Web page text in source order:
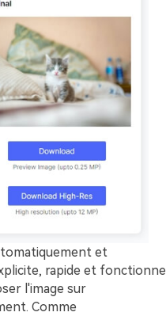
et
rapide et fonctionne
l'image sur
Comme